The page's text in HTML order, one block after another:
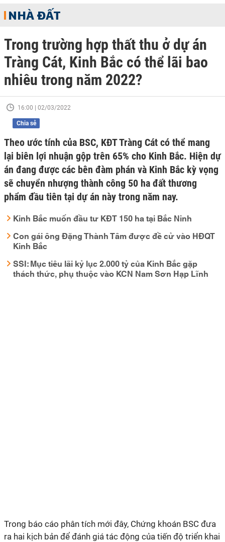
NHÀ ĐẤT
Trong trường hợp thất thu ở dự án
Tràng Cát, Kinh Bắc có thể lãi bao
nhiêu trong năm 2022?
16:00 | 02/03/2022
Chia sẻ
Theo ước tính của BSC, KĐT Tràng Cát có thể mang
lại biên lợi nhuận gộp trên 65% cho Kinh Bắc. Hiện dự
án đang được các bên đàm phán và Kinh Bắc kỳ vọng
sẽ chuyển nhượng thành công 50 ha đất thương
phẩm đầu tiên tại dự án này trong năm nay.
Kinh Bắc muốn đầu tư KĐT 150 ha tại Bắc Ninh
Con gái ông Đặng Thành Tâm được đề cử vào HĐQT
Kinh Bắc
SSI: Mục tiêu lãi kỷ lục 2.000 tỷ của Kinh Bắc gặp
thách thức, phụ thuộc vào KCN Nam Sơn Hạp Lĩnh
Trong báo cáo phân tích mới đây, Chứng khoán BSC đưa
ra hai kịch bản để đánh giá tác động của tiến độ triển khai